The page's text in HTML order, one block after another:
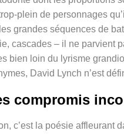
plein de personnages
grandes séquences de
cascades – il ne parvient
bien loin du lyrisme
David Lynch n’est
compromis
c’est la poésie affleurant